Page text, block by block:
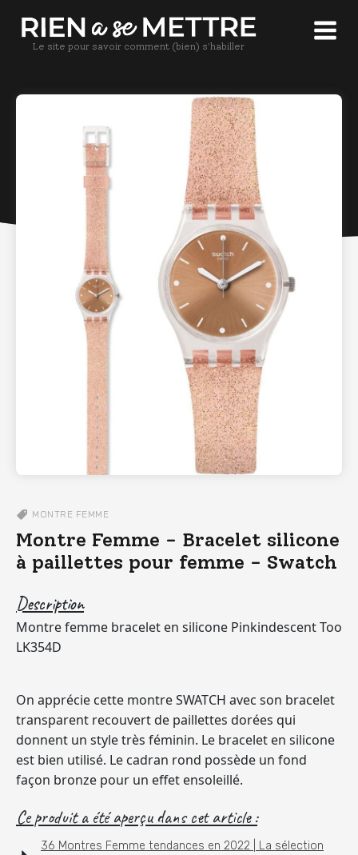
Le site pour savoir comment (bien) s'habiller
MONTRE FEMME
Montre Femme - Bracelet silicone
à paillettes pour femme - Swatch
Description
Montre femme bracelet en silicone Pinkindescent Too
LK354D
On apprécie cette montre SWATCH avec son bracelet
transparent recouvert de paillettes dorées qui
donnent un style très féminin. Le bracelet en silicone
est bien utilisé. Le cadran rond possède un fond
façon bronze pour un effet ensoleillé.
Ce produit a été aperçu dans cet article :
36 Montres Femme tendances en 2022 | La sélection